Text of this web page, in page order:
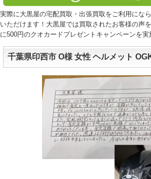
実際に大黒屋の宅配買取・出張買取をご利用にな
いただけます！大黒屋では買取されたお客様の声
に500円のクオカードプレゼントキャンペーンを実
千葉県印西市 O様 女性 ヘルメット